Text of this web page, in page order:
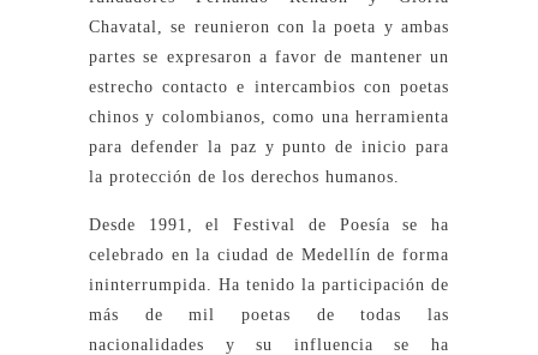
Chavatal, se reunieron con la poeta y ambas
partes se expresaron a favor de mantener un
estrecho contacto e intercambios con poetas
chinos y colombianos, como una herramienta
para defender la paz y punto de inicio para
la protección de los derechos humanos.
Desde 1991, el Festival de Poesía se ha
celebrado en la ciudad de Medellín de forma
ininterrumpida. Ha tenido la participación de
más de mil poetas de todas las
nacionalidades y su influencia se ha